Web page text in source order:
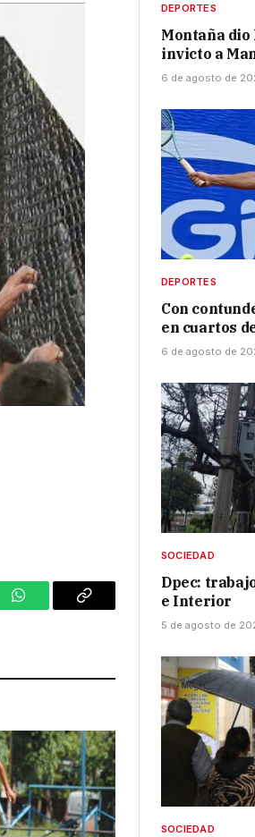
WhatsAppCopy
DEPORTES
Montaña
invicto a
6 de agosto de
DEPORTES
Con
en cuartos
6 de agosto de
SOCIEDAD
Dpec:
e Interior
5 de agosto de
SOCIEDAD